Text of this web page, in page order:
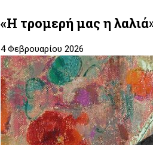
«Η τρομερή μας η
4 Φεβρουαρίου 2026